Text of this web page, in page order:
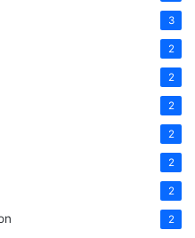
3
2
2
2
2
2
2
2